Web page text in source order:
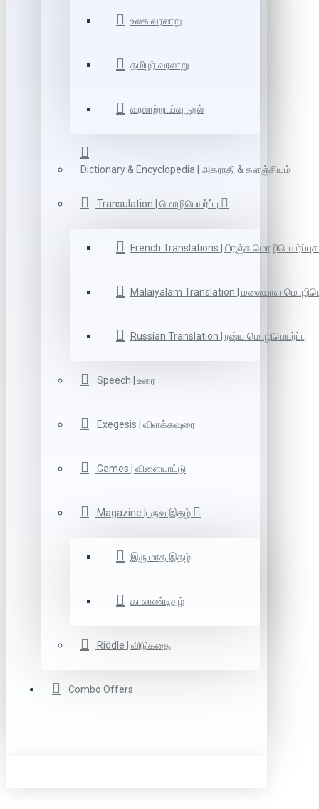
உலக வரலாறு
தமிழர் வரலாறு
வரலாற்றாய்வு நூல்
Dictionary & Encyclopedia | அகராதி & களஞ்சியம்
Transulation | மொழிபெயர்ப்பு
French Translations | பிரஞ்சு
Malaiyalam Translation | மலையாள
Russian Translation | ரஷ்ய மொழிபெயர்ப்பு
Speech | உரை
Exegesis | விளக்கவுரை
Games | விளையாட்டு
Magazine |பருவ இதழ்
இரு மாத இதழ்
காலாண்டிதழ்
Riddle | விடுகதை
Combo Offers